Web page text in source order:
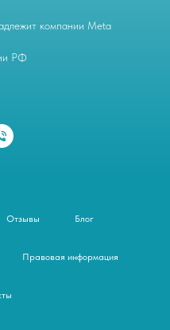
компании Meta
РФ
Отзывы Блог
Правовая информация